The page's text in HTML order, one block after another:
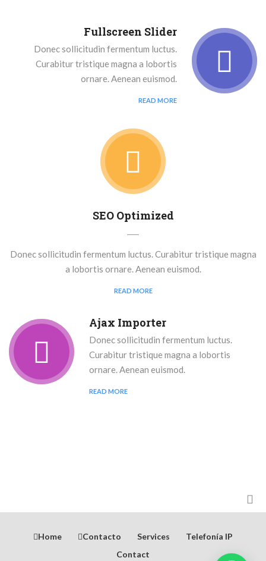
Fullscreen Slider
Donec sollicitudin fermentum luctus.
Curabitur tristique magna a lobortis
ornare. Aenean euismod.
READ MORE
SEO Optimized
Donec sollicitudin fermentum luctus. Curabitur tristique magna
a lobortis ornare. Aenean euismod.
READ MORE
Ajax Importer
Donec sollicitudin fermentum luctus.
Curabitur tristique magna a lobortis
ornare. Aenean euismod.
READ MORE
Home Contacto Services
Telefonía IP
Contact